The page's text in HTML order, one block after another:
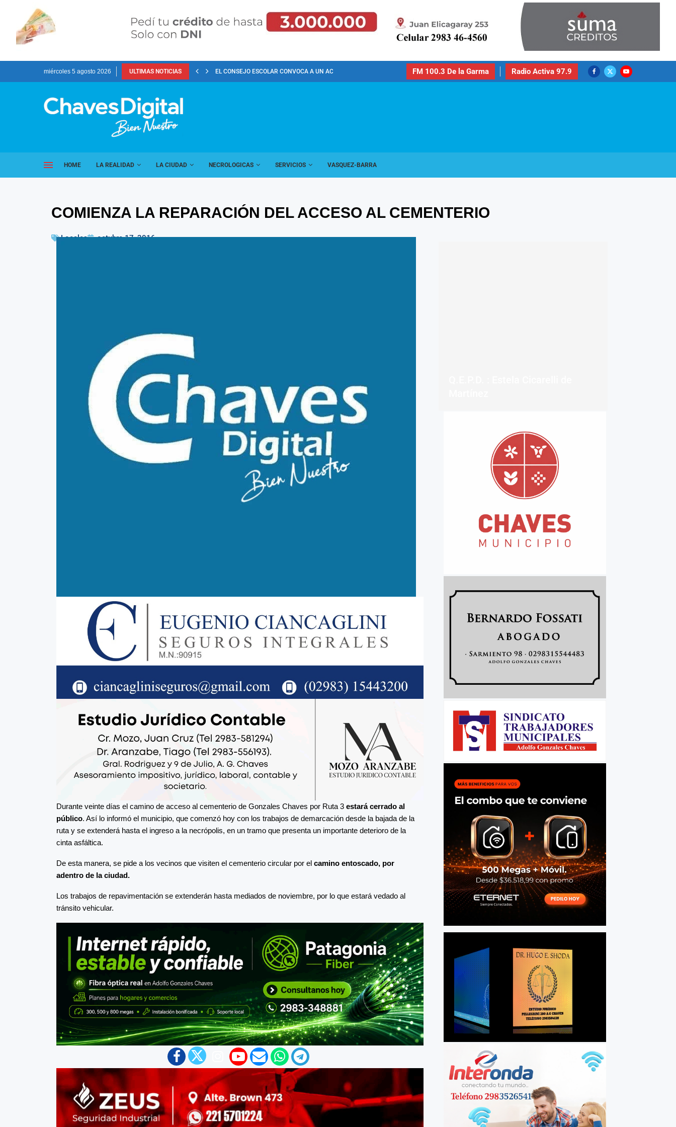
miércoles 5 agosto 2026 ULTIMAS NOTICIAS EL CONSEJO ESCOLAR CONVOCA A UN ACTO PÚBLICO... FM 100.3 De la Garma Radio Activa 97.9
HOME LA REALIDAD LA CIUDAD NECROLOGICAS SERVICIOS VASQUEZ-BARRA
COMIENZA LA REPARACIÓN DEL ACCESO AL CEMENTERIO
Locales octubre 17, 2016
Durante veinte días el camino de acceso al cementerio de Gonzales Chaves por Ruta 3 estará cerrado al
público. Así lo informó el municipio, que comenzó hoy con los trabajos de demarcación desde la bajada de la
ruta y se extenderá hasta el ingreso a la necrópolis, en un tramo que presenta un importante deterioro de la
cinta asfáltica.
De esta manera, se pide a los vecinos que visiten el cementerio circular por el camino entoscado, por
adentro de la ciudad.
Los trabajos de repavimentación se extenderán hasta mediados de noviembre, por lo que estará vedado al
tránsito vehicular.